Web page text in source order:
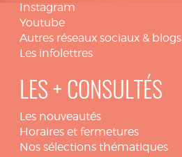
Instagram
Youtube
Autres réseaux sociaux & blogs
Les infolettres
LES + CONSULTÉS
Les nouveautés
Horaires et fermetures
Nos sélections thématiques